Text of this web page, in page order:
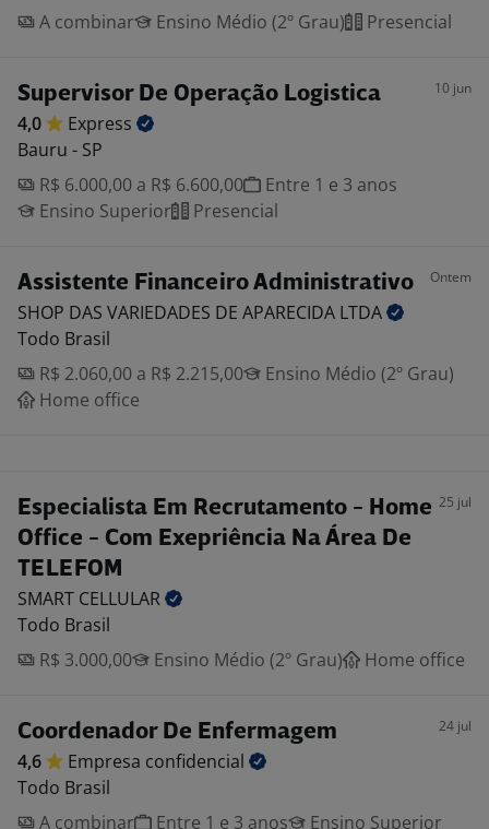
A combinar
Ensino Médio (2º Grau) Presencial
Supervisor De Operação Logistica 10 jun
4,0
Express
Bauru - SP
R$ 6.000,00 a R$ 6.600,00
Entre 1 e 3 anos
Ensino Superior
Presencial
Assistente Financeiro Administrativo Ontem
SHOP DAS VARIEDADES DE APARECIDA LTDA
Todo Brasil
R$ 2.060,00 a R$ 2.215,00
Ensino Médio (2º Grau)
Home office
Especialista Em Recrutamento - Home
Office - Com Exepriência Na Área De
TELEFOM
25 jul
SMART CELLULAR
Todo Brasil
R$ 3.000,00
Ensino Médio (2º Grau) Home office
Coordenador De Enfermagem 24 jul
4,6 Empresa confidencial
Todo Brasil
A combinar
Entre 1 e 3 anos
Ensino Superior